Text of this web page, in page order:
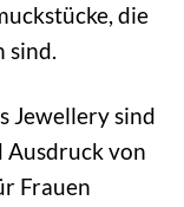
die
sind.
Jewellery sind
Ausdruck von
Frauen